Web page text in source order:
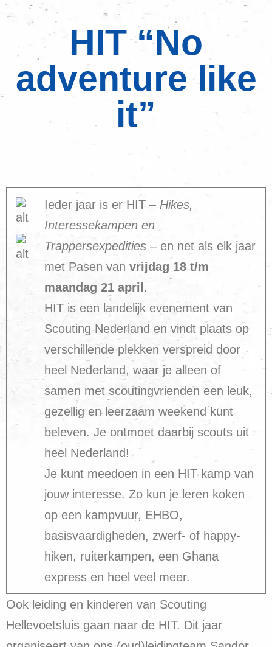
HIT “No
adventure like
it”
Ieder jaar is er HIT – Hikes,
Interessekampen en
Trappersexpedities – en net als elk jaar
met Pasen van vrijdag 18 t/m
maandag 21 april.
HIT is een landelijk evenement van
Scouting Nederland en vindt plaats op
verschillende plekken verspreid door
heel Nederland, waar je alleen of
samen met scoutingvrienden een leuk,
gezellig en leerzaam weekend kunt
beleven. Je ontmoet daarbij scouts uit
heel Nederland!
Je kunt meedoen in een HIT kamp van
jouw interesse. Zo kun je leren koken
op een kampvuur, EHBO,
basisvaardigheden, zwerf- of happy-
hiken, ruiterkampen, een Ghana
express en heel veel meer.
Ook leiding en kinderen van Scouting
Hellevoetsluis gaan naar de HIT. Dit jaar